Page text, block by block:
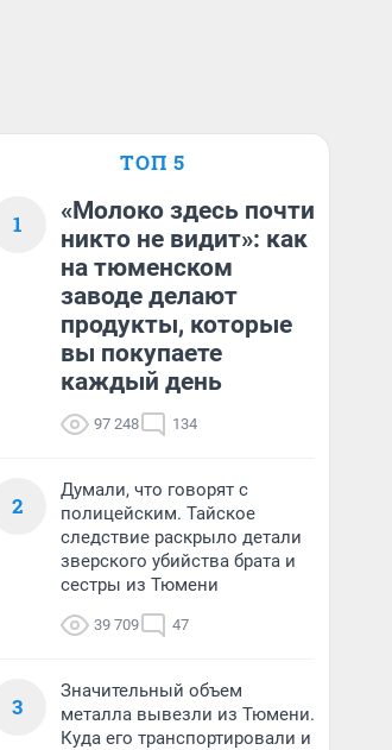
ТОП 5
1
«Молоко здесь почти
никто не видит»: как
на тюменском
заводе делают
продукты, которые
вы покупаете
каждый день
97 248 134
2
Думали, что говорят с
полицейским. Тайское
следствие раскрыло детали
зверского убийства брата и
сестры из Тюмени
39 709 47
3
Значительный объем
металла вывезли из Тюмени.
Куда его транспортировали и